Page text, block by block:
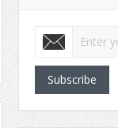
Subscribe